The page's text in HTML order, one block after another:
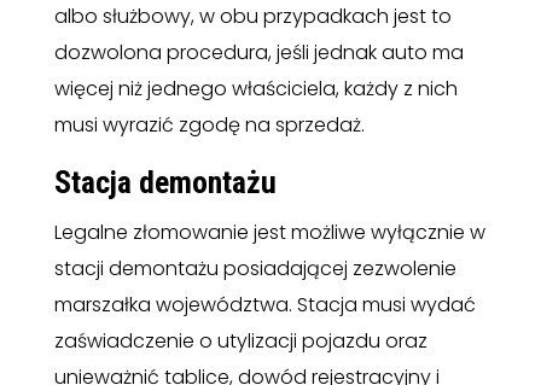
albo służbowy, w obu przypadkach jest to
dozwolona procedura, jeśli jednak auto ma
więcej niż jednego właściciela, każdy z nich
musi wyrazić zgodę na sprzedaż.
Stacja demontażu
Legalne złomowanie jest możliwe wyłącznie w
stacji demontażu posiadającej zezwolenie
marszałka województwa. Stacja musi wydać
zaświadczenie o utylizacji pojazdu oraz
unieważnić tablice, dowód rejestracyjny i